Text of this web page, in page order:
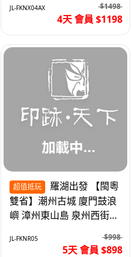
JL-FKNX04AX $1498
4天 會員 $1198
超值抵玩
雙省】潮州古城 廈門鼓浪
嶼 漳州東山島 泉州西街
超值抵玩5天
JL-FKNR05 $998
5天 會員 $898